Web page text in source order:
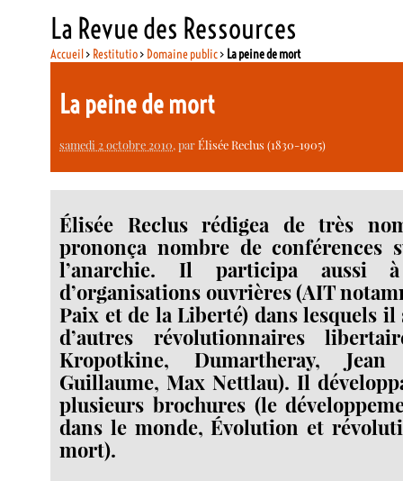
La Revue des Ressources
Accueil> Restitutio> Domaine public> La peine de mort
La peine de mort
samedi 2 octobre 2010, parÉlisée Reclus (1830-1905)
Élisée Reclus rédigea de très
prononça nombre de conférences
l’anarchie. Il participa aussi
d’organisations ouvrières (AIT
Paix et de la Liberté) dans lesquels il
d’autres révolutionnaires
Kropotkine, Dumartheray, Jean
Guillaume, Max Nettlau). Il
plusieurs brochures (le
dans le monde, Évolution et
mort).